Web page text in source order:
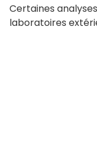
Certaines
laboratoires